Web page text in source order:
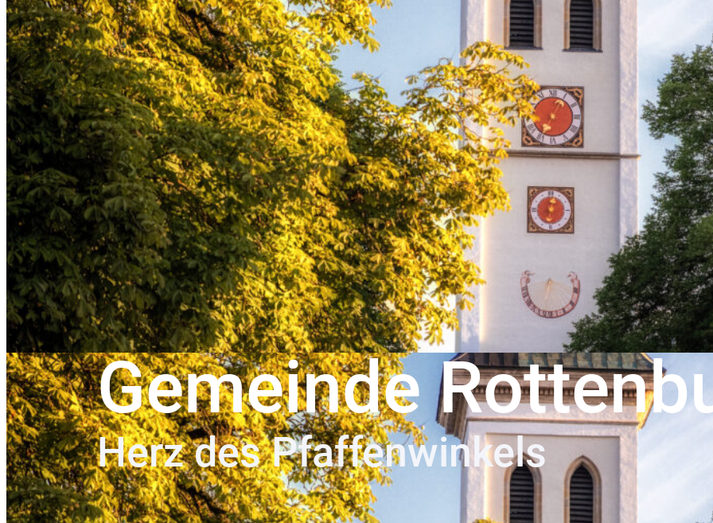
Gemeinde
Herz des Pfaffenwinkels